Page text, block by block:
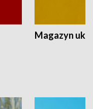
Magazyn